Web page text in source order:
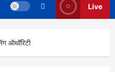
Live
ऑथॉरिटी